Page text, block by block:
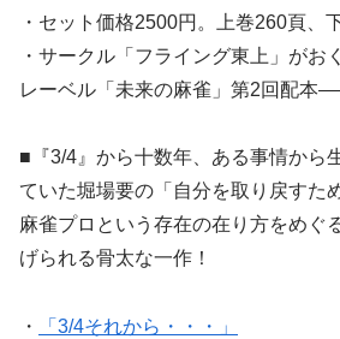
・セット価格2500円。上巻260頁、
・サークル「フライング東上」がお
レーベル「未来の麻雀」第2回配本
■『3/4』から十数年、ある事情から
ていた堀場要の「自分を取り戻すた
麻雀プロという存在の在り方をめぐ
げられる骨太な一作！
・ 「3/4それから・・・」